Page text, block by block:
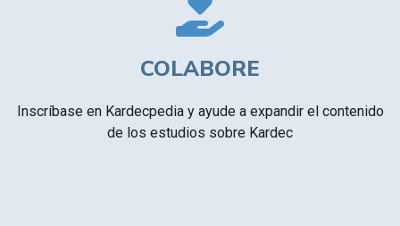
COLABORE
Inscríbase en Kardecpedia y ayude a expandir el contenido
de los estudios sobre Kardec